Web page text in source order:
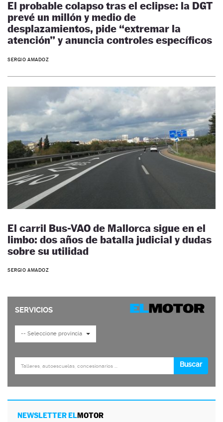
El probable colapso tras el eclipse: la DGT
prevé un millón y medio de
desplazamientos, pide “extremar la
atención” y anuncia controles específicos
SERGIO AMADOZ
El carril Bus-VAO de Mallorca sigue en el
limbo: dos años de batalla judicial y dudas
sobre su utilidad
SERGIO AMADOZ
NEWSLETTER ELMOTOR